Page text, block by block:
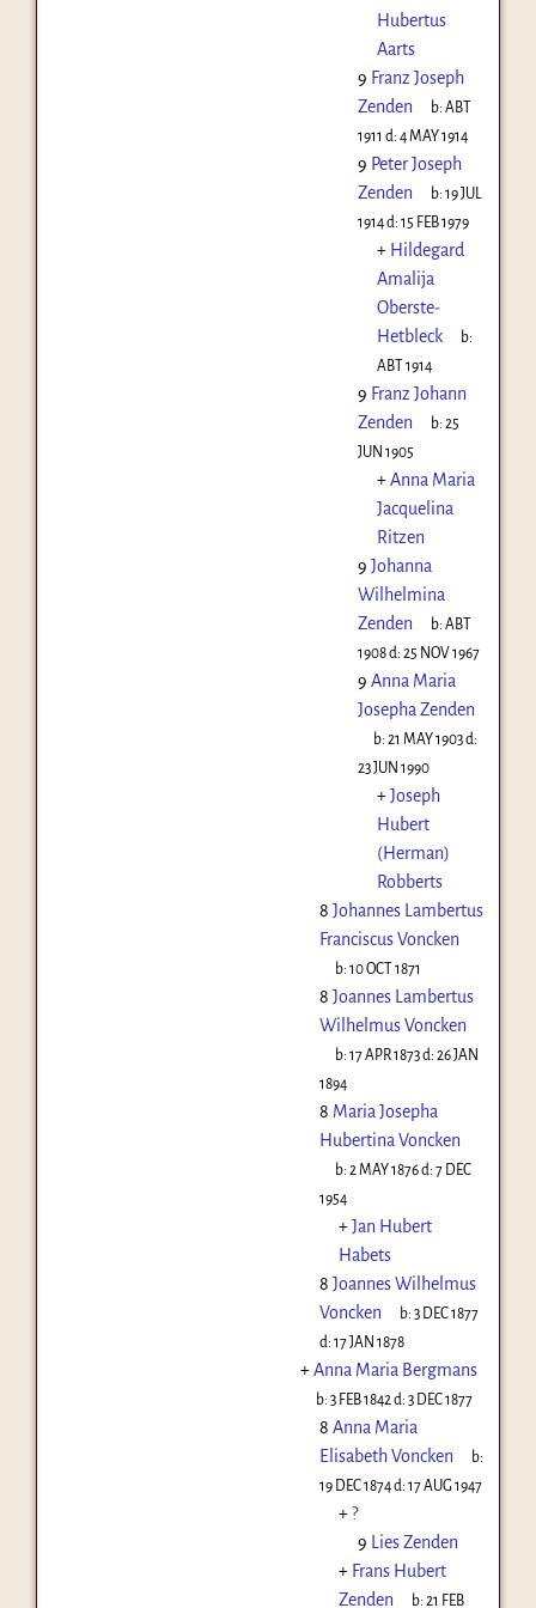
Hubertus
Aarts
9 Franz Joseph
Zenden
b:ABT
1911 d: 4 MAY 1914
9 Peter Joseph
Zenden
b:19 JUL
1914d: 15 FEB 1979
+ Hildegard
Amalija
Oberste-
Hetbleck
b:
ABT 1914
9 Franz Johann
Zenden
b:25
JUN 1905
+Anna Maria
Jacquelina
Ritzen
9 Johanna
Wilhelmina
Zenden
b:ABT
1908d: 25 NOV 1967
9 Anna Maria
Josepha Zenden
b:21 MAY 1903d:
23 JUN 1990
+Joseph
Hubert
(Herman)
Robberts
8 Johannes Lambertus
Franciscus Voncken
b:10 OCT 1871
8 Joannes Lambertus
Wilhelmus Voncken
b:17 APR 1873d:26 JAN
1894
8 Maria Josepha
Hubertina Voncken
b:2 MAY 1876d:7 DEC
1954
+Jan Hubert
Habets
8 Joannes Wilhelmus
Voncken
b:3 DEC 1877
d: 17 JAN 1878
+Anna Maria Bergmans
b:3 FEB 1842 d:3 DEC 1877
8 Anna Maria
Elisabeth Voncken
b:
19 DEC 1874d: 17 AUG 1947
+ ?
9 Lies Zenden
+ Frans Hubert
Zenden
b:21 FEB